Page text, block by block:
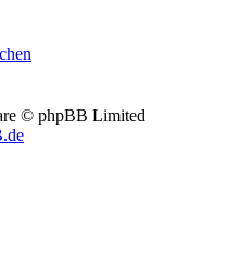
© phpBB Limited